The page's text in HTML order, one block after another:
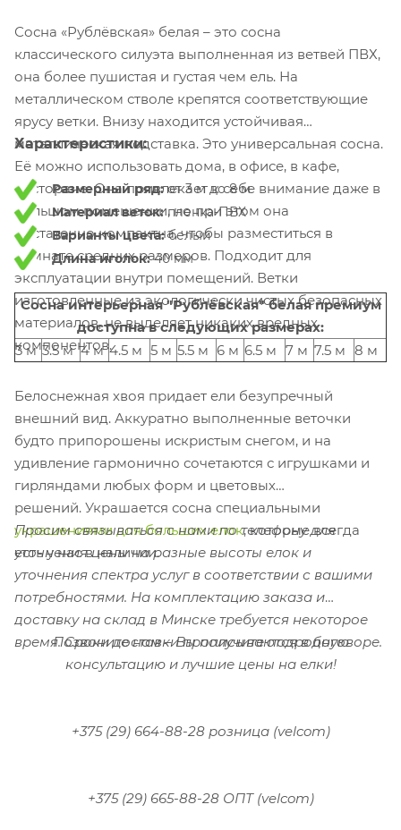
Сосна «Рублёвская» белая – это сосна
классического силуэта выполненная из ветвей ПВХ,
она более пушистая и густая чем ель. На
металлическом стволе крепятся соответствующие
ярусу ветки. Внизу находится устойчивая
металлическая подставка. Это универсальная сосна.
Её можно использовать дома, в офисе, в кафе,
ресторане. Она привлекает к себе внимание даже в
большом помещении, но при этом она
достаточно компактна, чтобы разместиться в
комнате средних размеров. Подходит для
эксплуатации внутри помещений. Ветки
изготовленные из экологически чистых безопасных
материалов, не выделяет никаких вредных
компонентов.
Характеристики:
Размерный ряд:от 3 м до 8 м
Материал веток:пленка-ПВХ
Варианты цвета:белый
Длина иголок:40 мм
Сосна интерьерная "Рублёвская" белая премиум
доступна в следующих размерах:
3 м 3.5 м 4 м 4.5 м 5 м 5.5 м 6 м 6.5 м 7 м 7.5 м 8 м
Белоснежная хвоя придает ели безупречный
внешний вид. Аккуратно выполненные веточки
будто припорошены искристым снегом, и на
удивление гармонично сочетаются с игрушками и
гирляндами любых форм и цветовых
решений. Украшается сосна специальными
украшениями для больших елок, которые всегда
есть у нас в наличии.
Просим связываться с нами по телефону для
уточнения цены на разные высоты елок и
уточнения спектра услуг в соответствии с вашими
потребностями. На комплектацию заказа и
доставку на склад в Минске требуется некоторое
время. Сроки доставки прописываются в договоре.
Позвоните нам – Вы получите подробную
консультацию и лучшие цены на елки!
+375 (29) 664-88-28 розница (velcom)
+375 (29) 665-88-28 ОПТ (velcom)